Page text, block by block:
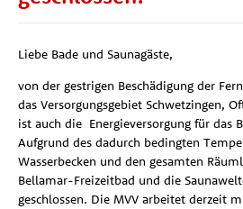
Liebe Bade und Saunagäste,
von der gestrigen Beschädigung der
das Versorgungsgebiet Schwetzingen,
ist auch die Energieversorgung für das
Aufgrund des dadurch bedingten
Wasserbecken und den gesamten
Bellamar-Freizeitbad und die
geschlossen. Die MVV arbeitet derzeit